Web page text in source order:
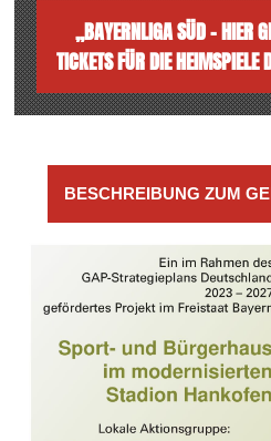
„BAYERNLIGA SÜD – HIER
TICKETS FÜR DIE
BESCHREIBUNG ZUM